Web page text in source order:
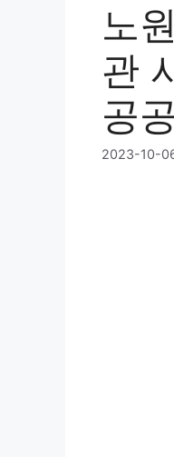
노
관
공
2023-10-